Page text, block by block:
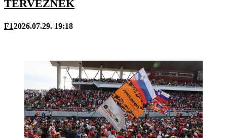
TERVEZNEK
F12026.07.29. 19:18